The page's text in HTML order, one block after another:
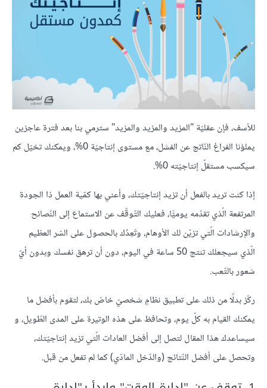
للأسف، فإن عقليّة "المزيد والمزيد والمزيد" سترمي بنا بعد فترة عاجزين
يملؤنا الفراغ النّاتج عن الفشل، مع مستوى إنتاجيّة 0%، ويمكنك تخيّل كم
سيكسب مستقلّ إنتاجيّته 0%.
إذا كنت تريد بالفعل أن تزيد إنتاجيّتك، وأعني بها كمّية العمل ذا الجودة
المرتفعة الّذي تقدّمه يوميًّا، فعليك التّوقّف عن الاستماع إلى النّصائح
والإرشادات الّتي تزيّن لك الأوهام، وتَعِدُك بالحصول على السّر العظيم
الّذي سيجعلك تنتج 50 ساعة في اليوم، دون أن ترهق نفسك وبدون أيّ
شعور بالتّعب.
ركّز بدلًا من ذلك على تطبيق نظامٍ شخصيّ خاصّ بك، لتقوم بأفضل ما
يمكنك القيام به كلّ يوم، وتحافظ على هذه الوتيرة على المدى الطّويل، و
سيساعدك هذا المقال لتصل إلى أفضل العادات الّتي تزيد إنتاجيّتك،
وتحصل على أفضل النّتائج (والدّخل المادّي) كما لم تفعل من قبل.